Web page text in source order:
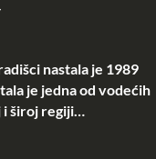
nastala je 1989
je jedna od vodećih
široj regiji…